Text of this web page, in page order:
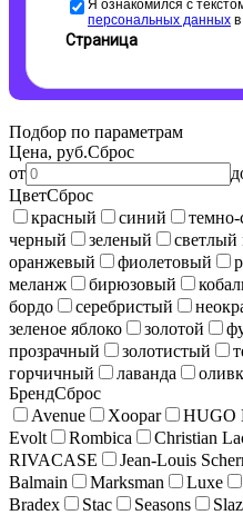
Я ознакомился с
персональных данных
Страница
Подбор по параметрам
Цена, руб.Сброс
от
ЦветСброс
красный
синий
черный
зеленый
оранжевый
фиолетовый
меланж
бирюзовый
бордо
серебристый
зеленое яблоко
золотой
прозрачный
золотистый
горчичный
лаванда
БрендСброс
Avenue
Xoopar HUGO
Evolt
Rombica Christian
RIVACASE
Jean-Louis
Balmain
Marksman Luxe
Bradex
Stac Seasons